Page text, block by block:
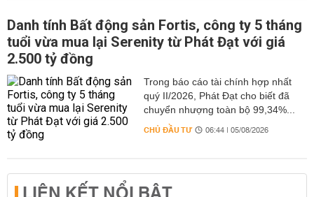
Danh tính Bất động sản Fortis, công ty 5 tháng
tuổi vừa mua lại Serenity từ Phát Đạt với giá
2.500 tỷ đồng
Trong báo cáo tài chính hợp nhất
quý II/2026, Phát Đạt cho biết đã
chuyển nhượng toàn bộ 99,34%...
CHỦ ĐẦU TƯ 06:44 | 05/08/2026